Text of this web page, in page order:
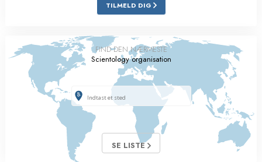
TILMELD DIG
FIND DEN NÆRMESTE
Scientology organisation
SE LISTE